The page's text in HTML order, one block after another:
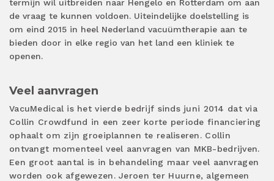
termijn wil uitbreiden naar Hengelo en Rotterdam om aan
de vraag te kunnen voldoen. Uiteindelijke doelstelling is
om eind 2015 in heel Nederland vacuümtherapie aan te
bieden door in elke regio van het land een kliniek te
openen.
Veel aanvragen
VacuMedical is het vierde bedrijf sinds juni 2014 dat via
Collin Crowdfund in een zeer korte periode financiering
ophaalt om zijn groeiplannen te realiseren. Collin
ontvangt momenteel veel aanvragen van MKB-bedrijven.
Een groot aantal is in behandeling maar veel aanvragen
worden ook afgewezen. Jeroen ter Huurne, algemeen